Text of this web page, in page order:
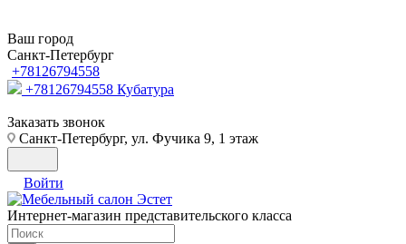
Ваш город
Санкт-Петербург
+78126794558
+78126794558 Кубатура
Заказать звонок
Санкт-Петербург, ул. Фучика 9, 1 этаж
Войти
Интернет-магазин представительского класса